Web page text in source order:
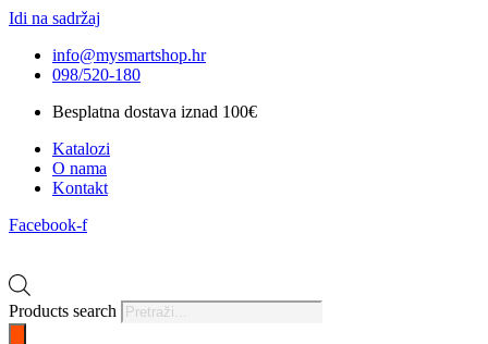
Idi na sadržaj
info@mysmartshop.hr
098/520-180
Besplatna dostava iznad 100€
Katalozi
O nama
Kontakt
Facebook-f
Products search